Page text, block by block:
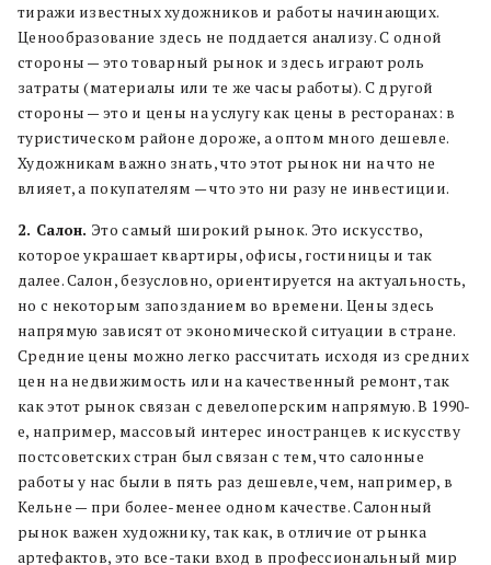
тиражи известных художников и работы начинающих.
Ценообразование здесь не поддается анализу. С одной
стороны — это товарный рынок и здесь играют роль
затраты (материалы или те же часы работы). С другой
стороны — это и цены на услугу как цены в ресторанах: в
туристическом районе дороже, а оптом много дешевле.
Художникам важно знать, что этот рынок ни на что не
влияет, а покупателям — что это ни разу не инвестиции.
2. Салон. Это самый широкий рынок. Это искусство,
которое украшает квартиры, офисы, гостиницы и так
далее. Салон, безусловно, ориентируется на актуальность,
но с некоторым запозданием во времени. Цены здесь
напрямую зависят от экономической ситуации в стране.
Средние цены можно легко рассчитать исходя из средних
цен на недвижимость или на качественный ремонт, так
как этот рынок связан с девелоперским напрямую. В 1990-
е, например, массовый интерес иностранцев к искусству
постсоветских стран был связан с тем, что салонные
работы у нас были в пять раз дешевле, чем, например, в
Кельне — при более-менее одном качестве. Салонный
рынок важен художнику, так как, в отличие от рынка
артефактов, это все-таки вход в профессиональный мир